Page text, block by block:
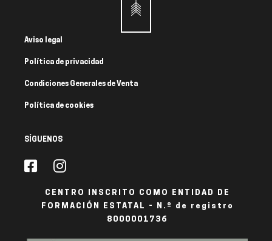
Aviso legal
Política de privacidad
Condiciones Generales de Venta
Política de cookies
SÍGUENOS
CENTRO INSCRITO COMO ENTIDAD DE
FORMACIÓN ESTATAL - N.º de registro
8000001736